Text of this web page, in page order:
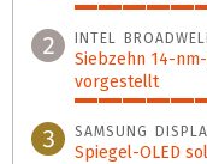
100%
2 INTEL
Siebzehn 14-
vorgestellt
87%
3 SAMSUNG
Spiegel-OLED